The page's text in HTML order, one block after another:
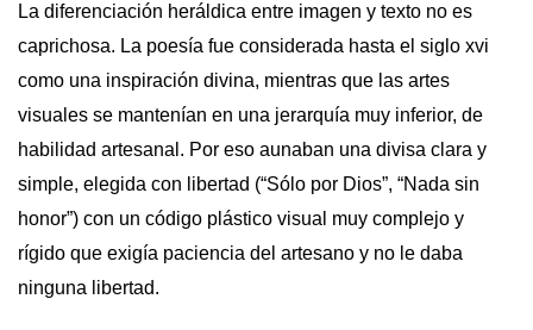
La diferenciación heráldica entre imagen y texto no es
caprichosa. La poesía fue considerada hasta el siglo xvi
como una inspiración divina, mientras que las artes
visuales se mantenían en una jerarquía muy inferior, de
habilidad artesanal. Por eso aunaban una divisa clara y
simple, elegida con libertad (“Sólo por Dios”, “Nada sin
honor”) con un código plástico visual muy complejo y
rígido que exigía paciencia del artesano y no le daba
ninguna libertad.